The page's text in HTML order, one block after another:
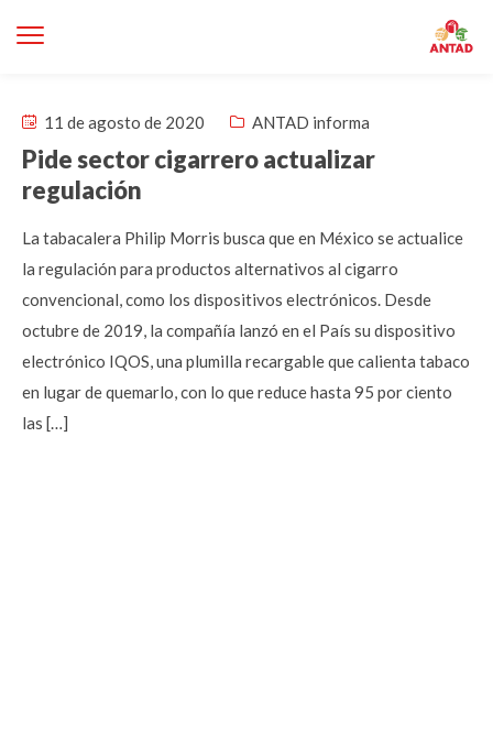
11 de agosto de 2020 ANTAD informa
Pide sector cigarrero actualizar
regulación
La tabacalera Philip Morris busca que en México se actualice
la regulación para productos alternativos al cigarro
convencional, como los dispositivos electrónicos. Desde
octubre de 2019, la compañía lanzó en el País su dispositivo
electrónico IQOS, una plumilla recargable que calienta tabaco
en lugar de quemarlo, con lo que reduce hasta 95 por ciento
las […]